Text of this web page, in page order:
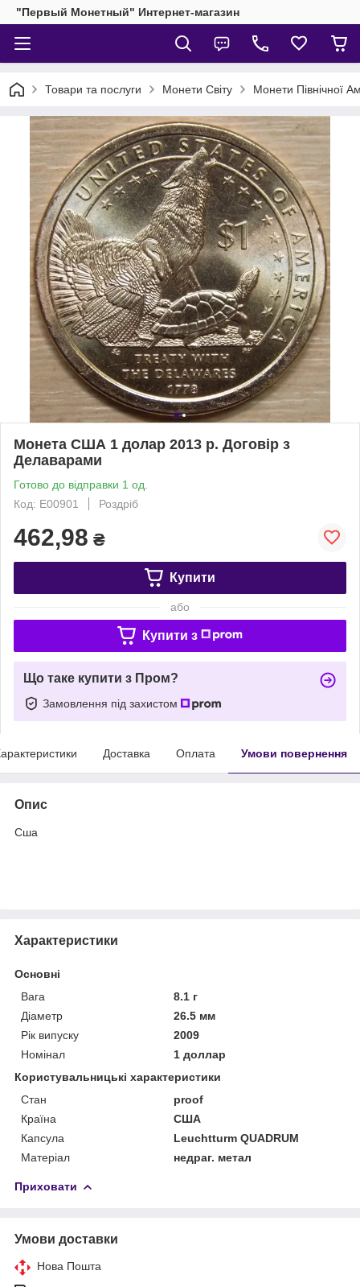
"Первый Монетный" Интернет-магазин
Товари та послуги Монети Світу Монети Північної
Монета США 1 долар 2013 р. Договір з
Делаварами
Готово до відправки 1 од.
Код: Е00901
Роздріб
462,98 ₴
Купити
або
Купити з
Що таке купити з Пром?
Замовлення під захистом
Доставка Оплата Умови повернення
Опис
Сша
Характеристики
Основні
Вага
8.1 г
Діаметр
26.5 мм
Рік випуску
2009
Номінал
1 доллар
Користувальницькі характеристики
Стан
proof
Країна
США
Капсула
Leuchtturm QUADRUM
Матеріал
недраг. метал
Приховати
Умови доставки
Нова Пошта